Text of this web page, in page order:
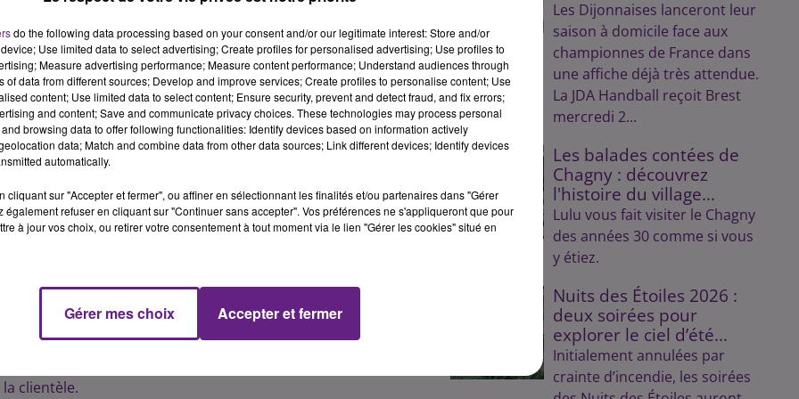
Le menu a été conçu spécialement pour cette
à tous, VegOresto célèbre Noël et la gastronomie sous le
nouvelles saveurs.
de célébrer les fêtes de fin d'année en privilégiant
diminuent leur consommation de viande et de nombreux
aujourd'hui omniprésente dans nos assiettes.", se réjouit
la France : des restaurateurs de, Chambéry, Chartres,
le défi. Et les chefs regorgent d'idées : crémeux de
rôties, aumônière de champignons et tofu fumé,
de fruits exotiques au poivre de Sichuan et tuile
animaux L214, qui invite les chefs à ajouter un menu
bénévoles aux quatre coins de la France mettent
100 % végétal : une expérience enrichissante en
clientèle.
Les Dijonnaises lanceront leur
saison à domicile face aux
championnes de France dans
une affiche déjà très attendue.
La JDA Handball reçoit Brest
mercredi 2...
Les balades contées de
Chagny : découvrez
l'histoire du village...
Lulu vous fait visiter le Chagny
des années 30 comme si vous
y étiez.
Nuits des Étoiles 2026 :
deux soirées pour
explorer le ciel d’été...
Initialement annulées par
crainte d’incendie, les soirées
do the following data processing based on your consent and/or our legitimate interest: Store and/or
Use limited data to select advertising; Create profiles for personalised advertising; Use profiles to
Measure advertising performance; Measure content performance; Understand audiences through
of data from different sources; Develop and improve services; Create profiles to personalise content; Use
content; Use limited data to select content; Ensure security, prevent and detect fraud, and fix errors;
and content; Save and communicate privacy choices. These technologies may process personal
browsing data to offer following functionalities: Identify devices based on information actively
data; Match and combine data from other data sources; Link different devices; Identify devices
automatically.
cliquant sur "Accepter et fermer", ou affiner en sélectionnant les finalités et/ou partenaires dans "Gérer
également refuser en cliquant sur "Continuer sans accepter". Vos préférences ne s'appliqueront que pour
à jour vos choix, ou retirer votre consentement à tout moment via le lien "Gérer les cookies" situé en
Gérer mes choix Accepter et fermer